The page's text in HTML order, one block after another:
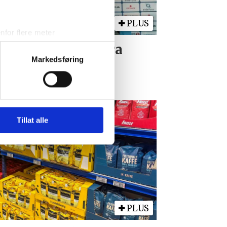
flere meter
hvordan de skal brukes.
partnerne våre innen
du har gjort tilgjengelig for
Markedsføring
Tillat alle
PLUS
Norgesmester fra
PLUS